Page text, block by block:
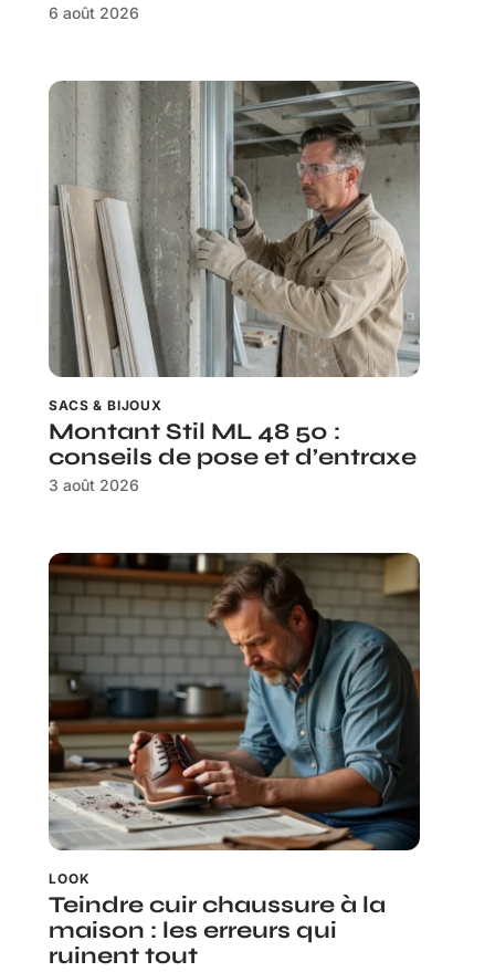
6 août 2026
SACS & BIJOUX
Montant Stil ML 48 50 :
conseils de pose et d’entraxe
3 août 2026
LOOK
Teindre cuir chaussure à la
maison : les erreurs qui
ruinent tout